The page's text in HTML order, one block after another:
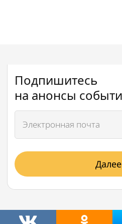
Подпишитесь
на анонсы
Далее